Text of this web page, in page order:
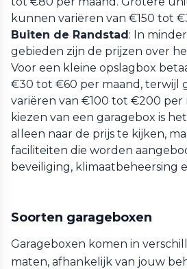
kunnen variëren van €150 tot
Buiten de Randstad: In
gebieden zijn de prijzen over
Voor een kleine opslagbox
€30 tot €60 per maand, terwijl
variëren van €100 tot €200 per
kiezen van een garagebox is
alleen naar de prijs te kijken,
faciliteiten die worden
beveiliging, klimaatbeheersing
Soorten garageboxen
Garageboxen komen in
maten, afhankelijk van jouw